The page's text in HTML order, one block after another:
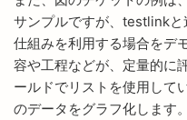
サンプルですが、testlinkと
仕組みを利用する場合をデ
容や工程などが、定量的に
ールドでリストを使用して
のデータをグラフ化します